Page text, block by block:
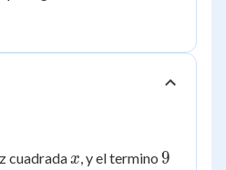
cuadrada x
x, y el termino 9
9